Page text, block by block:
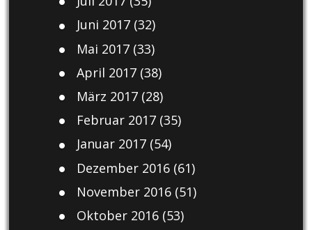
Juni 2017(32)
Mai 2017(33)
April 2017(38)
März 2017(28)
Februar 2017(35)
Januar 2017(54)
Dezember 2016(61)
November 2016(51)
Oktober 2016(53)